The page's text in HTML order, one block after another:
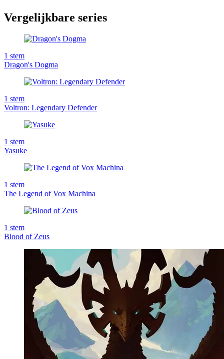
Vergelijkbare series
1 stem
Dragon's Dogma
1 stem
Voltron: Legendary Defender
1 stem
Yasuke
1 stem
The Legend of Vox Machina
1 stem
Blood of Zeus